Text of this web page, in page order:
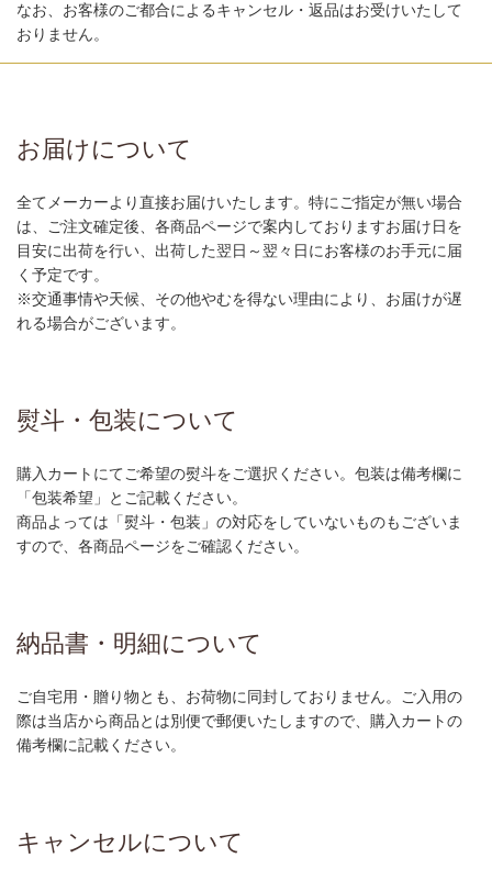
なお、お客様のご都合によるキャンセル・返品はお受けいたして
おりません。
お届けについて
全てメーカーより直接お届けいたします。特にご指定が無い場合
は、ご注文確定後、各商品ページで案内しておりますお届け日を
目安に出荷を行い、出荷した翌日～翌々日にお客様のお手元に届
く予定です。
※交通事情や天候、その他やむを得ない理由により、お届けが遅
れる場合がございます。
熨斗・包装について
購入カートにてご希望の熨斗をご選択ください。包装は備考欄に
「包装希望」とご記載ください。
商品よっては「熨斗・包装」の対応をしていないものもございま
すので、各商品ページをご確認ください。
納品書・明細について
ご自宅用・贈り物とも、お荷物に同封しておりません。ご入用の
際は当店から商品とは別便で郵便いたしますので、購入カートの
備考欄に記載ください。
キャンセルについて